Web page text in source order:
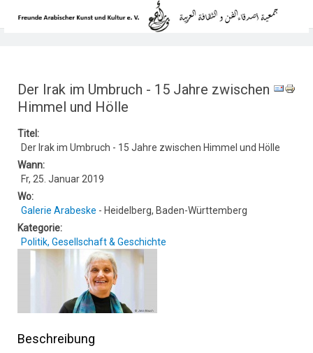
Der Irak im Umbruch - 15 Jahre zwischen
Himmel und Hölle
Titel:
Der Irak im Umbruch - 15 Jahre zwischen Himmel und Hölle
Wann:
Fr, 25. Januar 2019
Wo:
Galerie Arabeske - Heidelberg, Baden-Württemberg
Kategorie:
Politik, Gesellschaft & Geschichte
Beschreibung